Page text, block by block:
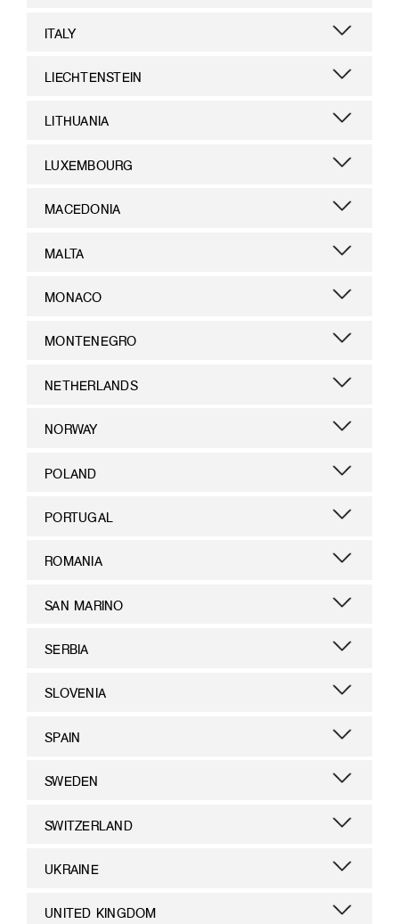
ITALY
LIECHTENSTEIN
LITHUANIA
LUXEMBOURG
MACEDONIA
MALTA
MONACO
MONTENEGRO
NETHERLANDS
NORWAY
POLAND
PORTUGAL
ROMANIA
SAN MARINO
SERBIA
SLOVENIA
SPAIN
SWEDEN
SWITZERLAND
UKRAINE
UNITED KINGDOM